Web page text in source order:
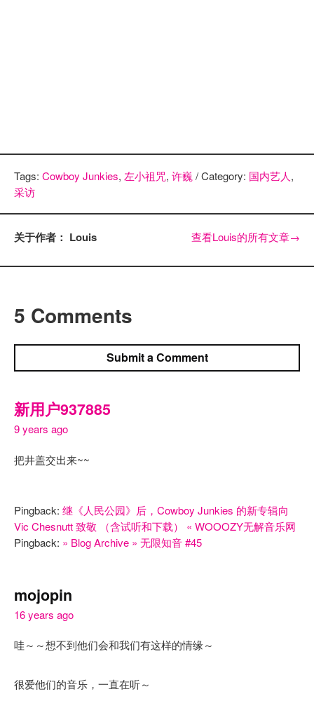
Tags: Cowboy Junkies, 左小祖咒, 许巍/ Category: 国内艺人,
采访
关于作者： Louis 查看Louis的所有文章→
5 Comments
Submit a Comment
新用户937885
9 years ago
把井盖交出来~~
Pingback: 继《人民公园》后，Cowboy Junkies 的新专辑向
Vic Chesnutt 致敬 （含试听和下载） « WOOOZY无解音乐网
Pingback: » Blog Archive » 无限知音 #45
mojopin
16 years ago
哇～～想不到他们会和我们有这样的情缘～
很爱他们的音乐，一直在听～